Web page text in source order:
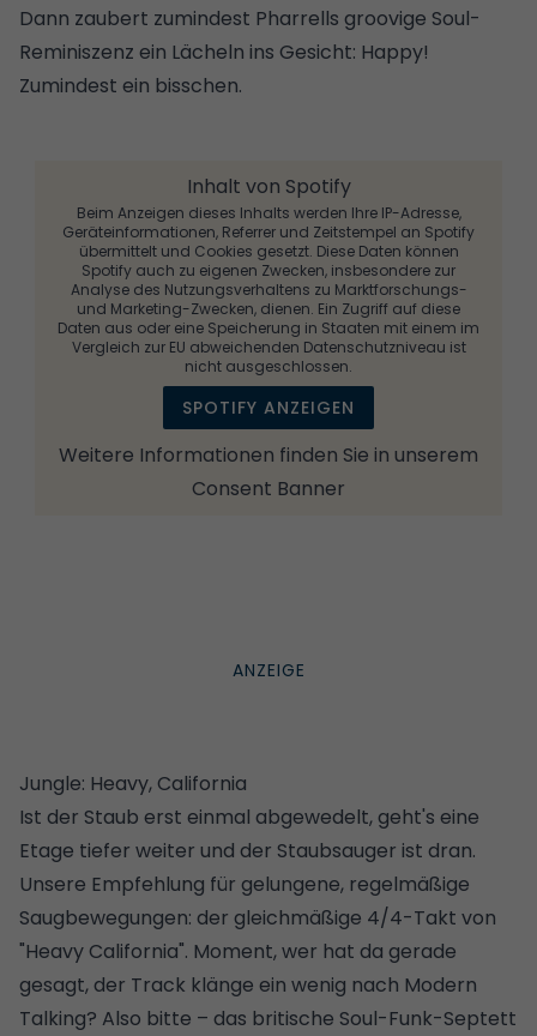
Dann zaubert zumindest Pharrells groovige Soul-
Reminiszenz ein Lächeln ins Gesicht: Happy!
Zumindest ein bisschen.
Inhalt von Spotify
Beim Anzeigen dieses Inhalts werden Ihre IP-Adresse,
Geräteinformationen, Referrer und Zeitstempel an Spotify
übermittelt und Cookies gesetzt. Diese Daten können
Spotify auch zu eigenen Zwecken, insbesondere zur
Analyse des Nutzungsverhaltens zu Marktforschungs-
und Marketing-Zwecken, dienen. Ein Zugriff auf diese
Daten aus oder eine Speicherung in Staaten mit einem im
Vergleich zur EU abweichenden Datenschutzniveau ist
nicht ausgeschlossen.
SPOTIFY ANZEIGEN
Weitere Informationen finden Sie in unserem
Consent Banner
Jungle: Heavy, California
Ist der Staub erst einmal abgewedelt, geht's eine
Etage tiefer weiter und der Staubsauger ist dran.
Unsere Empfehlung für gelungene, regelmäßige
Saugbewegungen: der gleichmäßige 4/4-Takt von
"Heavy California". Moment, wer hat da gerade
gesagt, der Track klänge ein wenig nach Modern
Talking? Also bitte – das britische Soul-Funk-Septett